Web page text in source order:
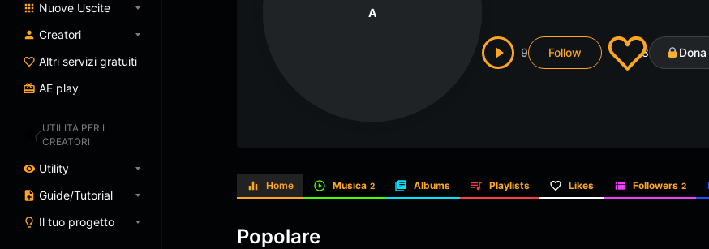
Nuove Uscite
Creatori
Altri servizi gratuiti
AE play
UTILITÀ PER I
CREATORI
Utility
Guide/Tutorial
Il tuo progetto
A
9 Follow 3 Dona
Home Musica 2 Albums Playlists Likes Followers 2
Popolare